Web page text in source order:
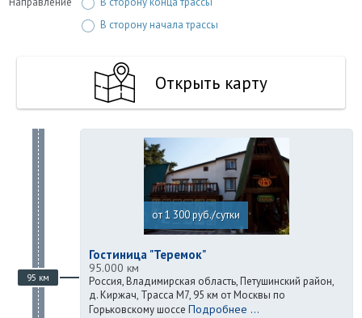
В сторону начала трассы
Открыть карту
95 км
от 1 300 руб./сутки
Гостиница "Теремок"
95.000 км
Россия, Владимирская область, Петушинский район,
д. Киржач, Трасса М7, 95 км от Москвы по
Горьковскому шоссе Подробнее ...